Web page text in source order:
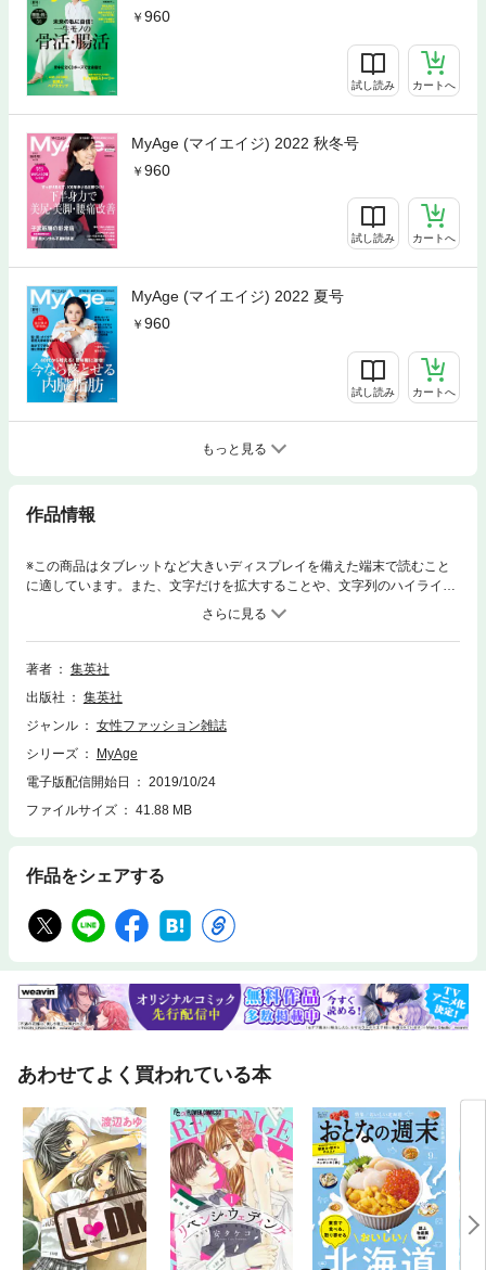
960
試し読み カートへ
MyAge (マイエイジ) 2022 秋冬号
960
試し読み カートへ
MyAge (マイエイジ) 2022 夏号
960
試し読み カートへ
もっと見る
作品情報
※この商品はタブレットなど大きいディスプレイを備えた端末で読むこと
に適しています。また、文字だけを拡大することや、文字列のハイライ
ト、検索、辞書の参照、引用などの機能が使用できません。「顔・体・
心 すべての『たるみ』と戦う！」は、３８ｐの総力特集。ＭｙＡｇｅ世
代なら誰もが気にしているたるみの撃退法を徹底的に追求しました。ま
た、ほかにも４０代以降の共通の悩みをクローズアップ。「老眼とカッコ
ｅならではの掘り下げ方で、あなたの知りたい気持ちにこたえます。※電
子版では、紙の雑誌と内容が一部異なる場合や、掲載されないページがあ
著者
集英社
出版社
集英社
ジャンル
女性ファッション雑誌
シリーズ
MyAge
電子版配信開始日
2019/10/24
ファイルサイズ
41.88 MB
作品をシェアする
あわせてよく買われている本